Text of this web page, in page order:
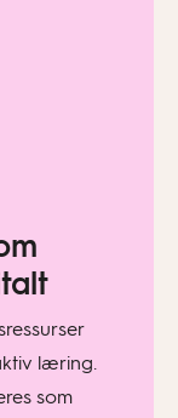
læring.
som